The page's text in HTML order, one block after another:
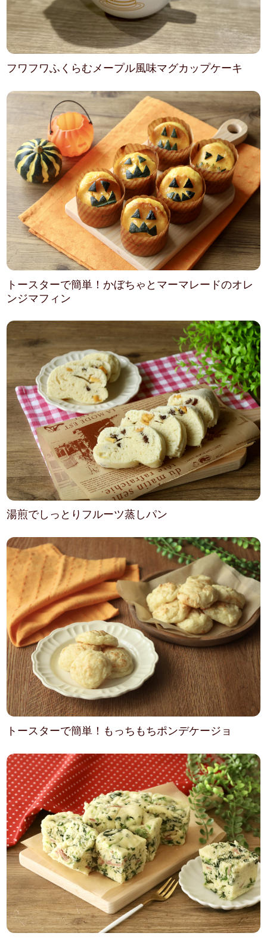
フワフワふくらむメープル風味マグカップケーキ
トースターで簡単！かぼちゃとマーマレードのオレ
ンジマフィン
湯煎でしっとりフルーツ蒸しパン
トースターで簡単！もっちもちポンデケージョ